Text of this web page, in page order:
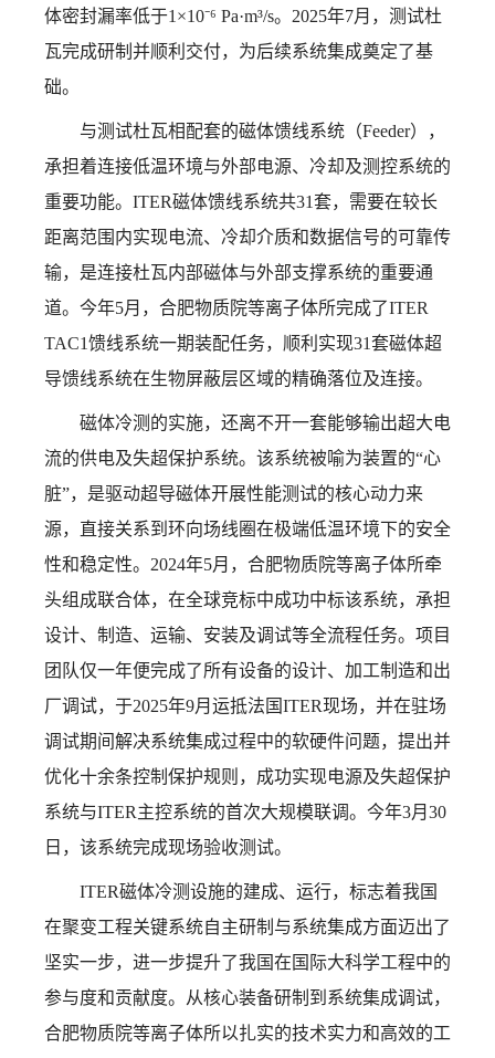
体密封漏率低于1×10⁻⁶ Pa·m³/s。2025年7月，测试杜
瓦完成研制并顺利交付，为后续系统集成奠定了基
础。
与测试杜瓦相配套的磁体馈线系统（Feeder），
承担着连接低温环境与外部电源、冷却及测控系统的
重要功能。ITER磁体馈线系统共31套，需要在较长
距离范围内实现电流、冷却介质和数据信号的可靠传
输，是连接杜瓦内部磁体与外部支撑系统的重要通
道。今年5月，合肥物质院等离子体所完成了ITER
TAC1馈线系统一期装配任务，顺利实现31套磁体超
导馈线系统在生物屏蔽层区域的精确落位及连接。
磁体冷测的实施，还离不开一套能够输出超大电
流的供电及失超保护系统。该系统被喻为装置的“心
脏”，是驱动超导磁体开展性能测试的核心动力来
源，直接关系到环向场线圈在极端低温环境下的安全
性和稳定性。 2024年5月，合肥物质院等离子体所牵
头组成联合体，在全球竞标中成功中标该系统，承担
设计、制造、运输、安装及调试等全流程任务。项目
团队仅一年便完成了所有设备的设计、加工制造和出
厂调试，于2025年9月运抵法国ITER现场，并在驻场
调试期间解决系统集成过程中的软硬件问题，提出并
优化十余条控制保护规则，成功实现电源及失超保护
系统与ITER主控系统的首次大规模联调。今年3月30
日，该系统完成现场验收测试。
ITER磁体冷测设施的建成、运行，标志着我国
在聚变工程关键系统自主研制与系统集成方面迈出了
坚实一步，进一步提升了我国在国际大科学工程中的
参与度和贡献度。从核心装备研制到系统集成调试，
合肥物质院等离子体所以扎实的技术实力和高效的工